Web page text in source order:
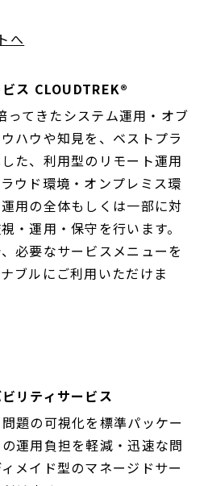
へ
別
ィ
ン
ド
ウ
で
開
く
ス CLOUDTREK®
ってきたシステム運用・オブ
ハウや知見を、ベストプラ
た、利用型のリモート運用
ウド環境・オンプレミス環
用の全体もしくは一部に対
・運用・保守を行います。
必要なサービスメニューを
ブルにご利用いただけま
リティサービス
題の可視化を標準パッケー
運用負担を軽減・迅速な問
メイド型のマネージドサー